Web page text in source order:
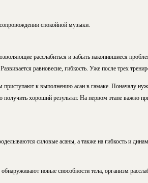
спокойной музыки.
расслабиться и забыть накопившиеся
равновесие, гибкость. Уже после трех
к выполнению асан в гамаке. Поначалу
хороший результат. На первом этапе важно
силовые асаны, а также на гибкость и
новые способности тела, организм